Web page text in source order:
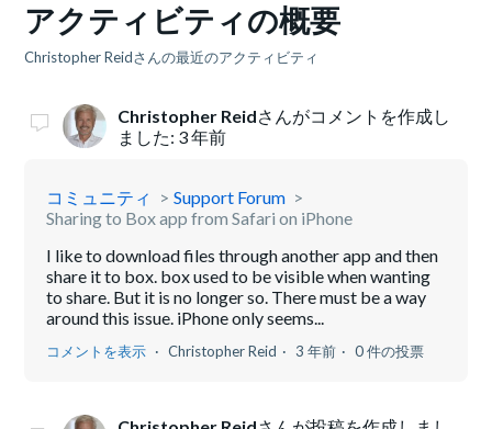
アクティビティの概要
Christopher Reidさんの最近のアクティビティ
Christopher Reidさんがコメントを作成し
ました: 3 年前
コミュニティ
Support Forum
Sharing to Box app from Safari on iPhone
I like to download files through another app and then
share it to box. box used to be visible when wanting
to share. But it is no longer so. There must be a way
around this issue. iPhone only seems...
コメントを表示 Christopher Reid 3 年前 0 件の投票